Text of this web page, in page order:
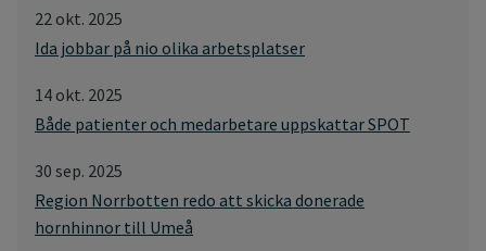
22 okt. 2025
Ida jobbar på nio olika arbetsplatser
14 okt. 2025
Både patienter och medarbetare uppskattar SPOT
30 sep. 2025
Region Norrbotten redo att skicka donerade
hornhinnor till Umeå